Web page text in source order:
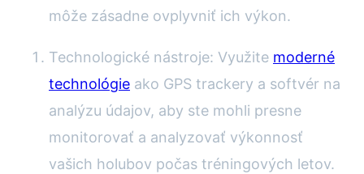
môže zásadne ovplyvniť ich výkon.
Technologické nástroje: Využite moderné
technológie ako GPS trackery a softvér na
analýzu údajov, aby ste mohli presne
monitorovať a analyzovať výkonnosť
vašich holubov počas tréningových letov.